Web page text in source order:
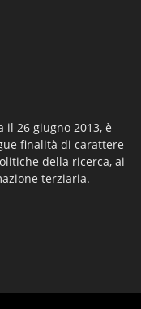
il 26 giugno 2013, è
finalità di carattere
della ricerca, ai
terziaria.